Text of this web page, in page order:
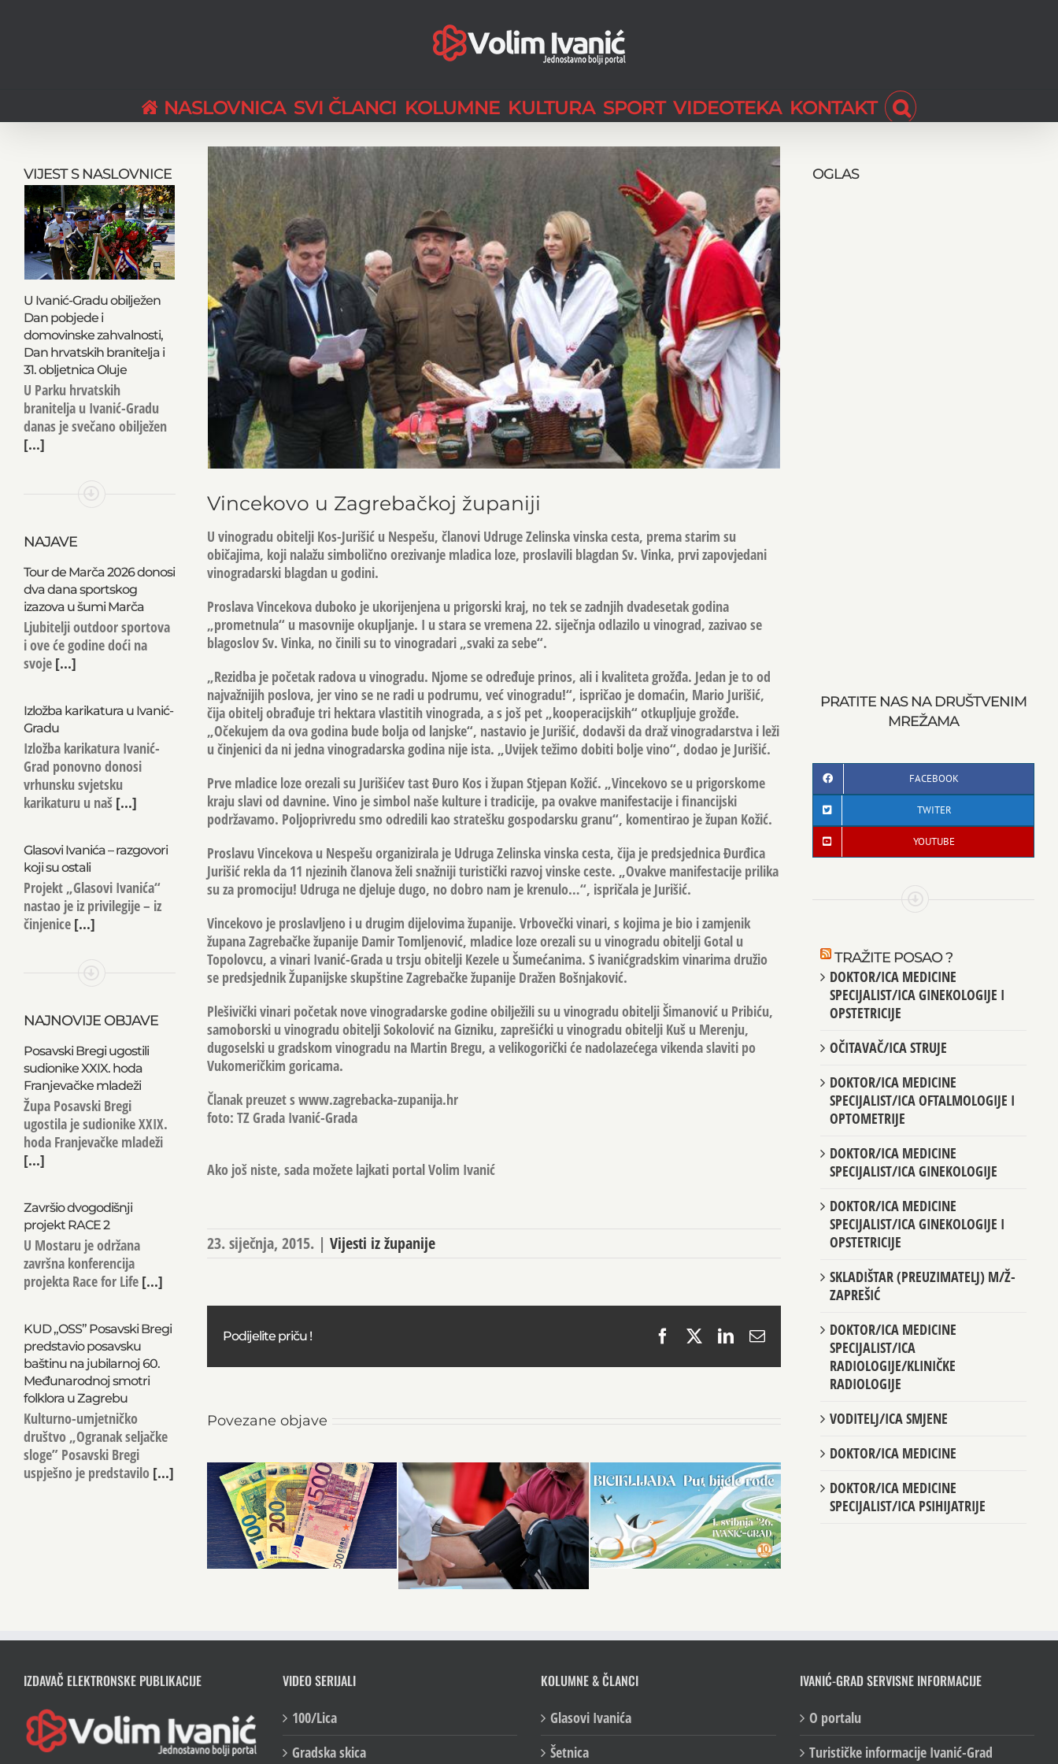
NASLOVNICA SVI ČLANCI KOLUMNE KULTURA SPORT VIDEOTEKA KONTAKT
View
Larger
Image
Vincekovo u Zagrebačkoj županiji
U vinogradu obitelji Kos-Jurišić u Nespešu, članovi Udruge Zelinska vinska cesta, prema starim su
običajima, koji nalažu simbolično orezivanje mladica loze, proslavili blagdan Sv. Vinka, prvi zapovjedani
vinogradarski blagdan u godini.
Proslava Vincekova duboko je ukorijenjena u prigorski kraj, no tek se zadnjih dvadesetak godina
„prometnula“ u masovnije okupljanje. I u stara se vremena 22. siječnja odlazilo u vinograd, zazivao se
blagoslov Sv. Vinka, no činili su to vinogradari „svaki za sebe“.
„Rezidba je početak radova u vinogradu. Njome se određuje prinos, ali i kvaliteta grožđa. Jedan je to od
najvažnijih poslova, jer vino se ne radi u podrumu, već vinogradu!“, ispričao je domaćin, Mario Jurišić,
čija obitelj obrađuje tri hektara vlastitih vinograda, a s još pet „kooperacijskih“ otkupljuje grožđe.
„Očekujem da ova godina bude bolja od lanjske“, nastavio je Jurišić, dodavši da draž vinogradarstva i leži
u činjenici da ni jedna vinogradarska godina nije ista. „Uvijek težimo dobiti bolje vino“, dodao je Jurišić.
Prve mladice loze orezali su Jurišićev tast Đuro Kos i župan Stjepan Kožić. „Vincekovo se u prigorskome
kraju slavi od davnine. Vino je simbol naše kulture i tradicije, pa ovakve manifestacije i financijski
podržavamo. Poljoprivredu smo odredili kao stratešku gospodarsku granu“, komentirao je župan Kožić.
Proslavu Vincekova u Nespešu organizirala je Udruga Zelinska vinska cesta, čija je predsjednica Đurđica
Jurišić rekla da 11 njezinih članova želi snažniji turistički razvoj vinske ceste. „Ovakve manifestacije prilika
su za promociju! Udruga ne djeluje dugo, no dobro nam je krenulo…“, ispričala je Jurišić.
Vincekovo je proslavljeno i u drugim dijelovima županije. Vrbovečki vinari, s kojima je bio i zamjenik
župana Zagrebačke županije Damir Tomljenović, mladice loze orezali su u vinogradu obitelji Gotal u
Topolovcu, a vinari Ivanić-Gradau trsju obitelji Kezele u Šumećanima. S ivanićgradskim vinarima družio
se predsjednik Županijske skupštine Zagrebačke županije Dražen Bošnjaković.
Plešivički vinari početak nove vinogradarske godine obilježili su u vinogradu obitelji Šimanović u Pribiću,
samoborski u vinogradu obitelji Sokolović na Gizniku, zaprešićki u vinogradu obitelji Kuš u Merenju,
dugoselski u gradskom vinogradu na Martin Bregu, a velikogorički će nadolazećega vikenda slaviti po
Vukomeričkim goricama.
Članak preuzet s www.zagrebacka-zupanija.hr
foto: TZ Grada Ivanić-Grada
Ako još niste, sada možete lajkati portal Volim Ivanić
23. siječnja, 2015. | Vijesti iz županije
Podijelite priču ! Facebook
X LinkedIn
Email
Povezane objave
VIJEST S NASLOVNICE
U Ivanić-Gradu obilježen
Dan pobjede i
domovinske zahvalnosti,
Dan hrvatskih branitelja i
31. obljetnica Oluje
U Parku hrvatskih
branitelja u Ivanić-Gradu
danas je svečano obilježen
[...]
NAJAVE
Tour de Marča 2026 donosi
dva dana sportskog
izazova u šumi Marča
Ljubitelji outdoor sportova
i ove će godine doći na
svoje[...]
Izložba karikatura u Ivanić-
Gradu
Izložba karikatura Ivanić-
Grad ponovno donosi
vrhunsku svjetsku
karikaturu u naš[...]
Glasovi Ivanića – razgovori
koji su ostali
Projekt „Glasovi Ivanića“
nastao je iz privilegije – iz
činjenice[...]
NAJNOVIJE OBJAVE
Posavski Bregi ugostili
sudionike XXIX. hoda
Franjevačke mladeži
Župa Posavski Bregi
ugostila je sudionike XXIX.
hoda Franjevačke mladeži
[...]
Završio dvogodišnji
projekt RACE 2
U Mostaru je održana
završna konferencija
projekta Race for Life[...]
KUD „OSS” Posavski Bregi
predstavio posavsku
baštinu na jubilarnoj 60.
Međunarodnoj smotri
folklora u Zagrebu
Kulturno-umjetničko
društvo „Ogranak seljačke
sloge” Posavski Bregi
uspješno je predstavilo[...]
OGLAS
PRATITE NAS NA DRUŠTVENIM
MREŽAMA
FACEBOOK
TWITER
YOUTUBE
TRAŽITE POSAO ?
DOKTOR/ICA MEDICINE
SPECIJALIST/ICA GINEKOLOGIJE I
OPSTETRICIJE
OČITAVAČ/ICA STRUJE
DOKTOR/ICA MEDICINE
SPECIJALIST/ICA OFTALMOLOGIJE I
OPTOMETRIJE
DOKTOR/ICA MEDICINE
SPECIJALIST/ICA GINEKOLOGIJE
DOKTOR/ICA MEDICINE
SPECIJALIST/ICA GINEKOLOGIJE I
OPSTETRICIJE
SKLADIŠTAR (PREUZIMATELJ) M/Ž-
ZAPREŠIĆ
DOKTOR/ICA MEDICINE
SPECIJALIST/ICA
RADIOLOGIJE/KLINIČKE
RADIOLOGIJE
VODITELJ/ICA SMJENE
DOKTOR/ICA MEDICINE
DOKTOR/ICA MEDICINE
SPECIJALIST/ICA PSIHIJATRIJE
IZDAVAČ ELEKTRONSKE PUBLIKACIJE
VIDEO SERIJALI
100/Lica
Gradska skica
KOLUMNE & ČLANCI
Glasovi Ivanića
Šetnica
IVANIĆ-GRAD SERVISNE INFORMACIJE
O portalu
Turističke informacije Ivanić-Grad